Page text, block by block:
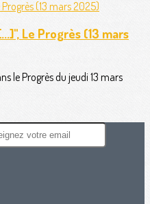
Le Progrès (13 mars
le Progrès du jeudi 13 mars